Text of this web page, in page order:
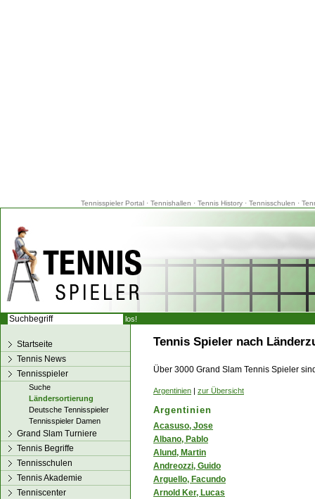
Tennisspieler Portal· Tennishallen · Tennis History· Tennisschulen ·
Tennis Spieler nach
Über 3000 Grand Slam Tennis Spieler
Argentinien | zur Übersicht
Argentinien
Acasuso, Jose
Albano, Pablo
Alund, Martin
Andreozzi, Guido
Arguello, Facundo
Arnold Ker, Lucas
Startseite
Tennis News
Tennisspieler
Suche
Ländersortierung
Deutsche Tennisspieler
Tennisspieler Damen
Grand Slam Turniere
Tennis Begriffe
Tennisschulen
Tennis Akademie
Tenniscenter
los!